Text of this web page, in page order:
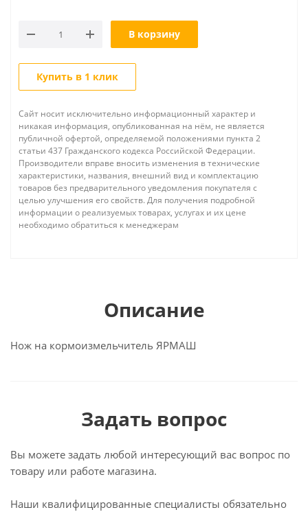
В корзину
Купить в 1 клик
Сайт носит исключительно информационный характер и
никакая информация, опубликованная на нём, не является
публичной офертой, определяемой положениями пункта 2
статьи 437 Гражданского кодекса Российской Федерации.
Производители вправе вносить изменения в технические
характеристики, названия, внешний вид и комплектацию
товаров без предварительного уведомления покупателя с
целью улучшения его свойств. Для получения подробной
информации о реализуемых товарах, услугах и их цене
необходимо обратиться к менеджерам
Описание
Нож на кормоизмельчитель ЯРМАШ
Задать вопрос
Вы можете задать любой интересующий вас вопрос по
товару или работе магазина.
Наши квалифицированные специалисты обязательно